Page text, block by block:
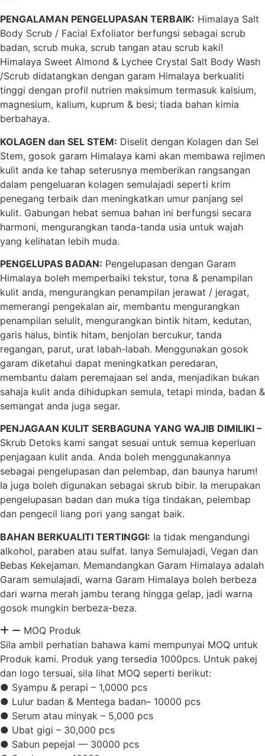
PENGALAMAN PENGELUPASAN TERBAIK: Himalaya Salt
Body Scrub / Facial Exfoliator berfungsi sebagai scrub
badan, scrub muka, scrub tangan atau scrub kaki!
Himalaya Sweet Almond & Lychee Crystal Salt Body Wash
/Scrub didatangkan dengan garam Himalaya berkualiti
tinggi dengan profil nutrien maksimum termasuk kalsium,
magnesium, kalium, kuprum & besi; tiada bahan kimia
berbahaya.
KOLAGEN dan SEL STEM: Diselit dengan Kolagen dan Sel
Stem, gosok garam Himalaya kami akan membawa rejimen
kulit anda ke tahap seterusnya memberikan rangsangan
dalam pengeluaran kolagen semulajadi seperti krim
penegang terbaik dan meningkatkan umur panjang sel
kulit. Gabungan hebat semua bahan ini berfungsi secara
harmoni, mengurangkan tanda-tanda usia untuk wajah
yang kelihatan lebih muda.
PENGELUPAS BADAN: Pengelupasan dengan Garam
Himalaya boleh memperbaiki tekstur, tona & penampilan
kulit anda, mengurangkan penampilan jerawat / jeragat,
memerangi pengekalan air, membantu mengurangkan
penampilan selulit, mengurangkan bintik hitam, kedutan,
garis halus, bintik hitam, benjolan bercukur, tanda
regangan, parut, urat labah-labah. Menggunakan gosok
garam diketahui dapat meningkatkan peredaran,
membantu dalam peremajaan sel anda, menjadikan bukan
sahaja kulit anda dihidupkan semula, tetapi minda, badan &
semangat anda juga segar.
PENJAGAAN KULIT SERBAGUNA YANG WAJIB DIMILIKI –
Skrub Detoks kami sangat sesuai untuk semua keperluan
penjagaan kulit anda. Anda boleh menggunakannya
sebagai pengelupasan dan pelembap, dan baunya harum!
Ia juga boleh digunakan sebagai skrub bibir. Ia merupakan
pengelupasan badan dan muka tiga tindakan, pelembap
dan pengecil liang pori yang sangat baik.
BAHAN BERKUALITI TERTINGGI: Ia tidak mengandungi
alkohol, paraben atau sulfat. Ianya Semulajadi, Vegan dan
Bebas Kekejaman. Memandangkan Garam Himalaya adalah
Garam semulajadi, warna Garam Himalaya boleh berbeza
dari warna merah jambu terang hingga gelap, jadi warna
gosok mungkin berbeza-beza.
MOQ Produk
Sila ambil perhatian bahawa kami mempunyai MOQ untuk
Produk kami. Produk yang tersedia 1000pcs. Untuk pakej
dan logo tersuai, sila lihat MOQ seperti berikut:
● Syampu & perapi – 1,0000 pcs
● Lulur badan & Mentega badan– 10000 pcs
● Serum atau minyak – 5,000 pcs
● Ubat gigi – 30,000 pcs
● Sabun pepejal — 30000 pcs